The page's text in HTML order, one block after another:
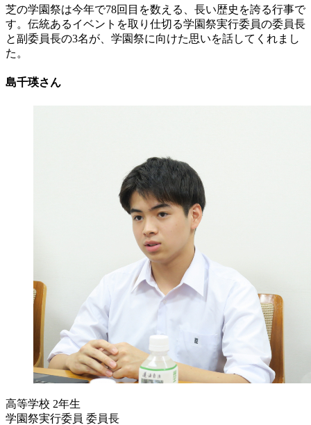
芝の学園祭は今年で78回目を数える、長い歴史を誇る行事で
す。伝統あるイベントを取り仕切る学園祭実行委員の委員長
と副委員長の3名が、学園祭に向けた思いを話してくれまし
た。
島千瑛さん
高等学校 2年生
学園祭実行委員 委員長